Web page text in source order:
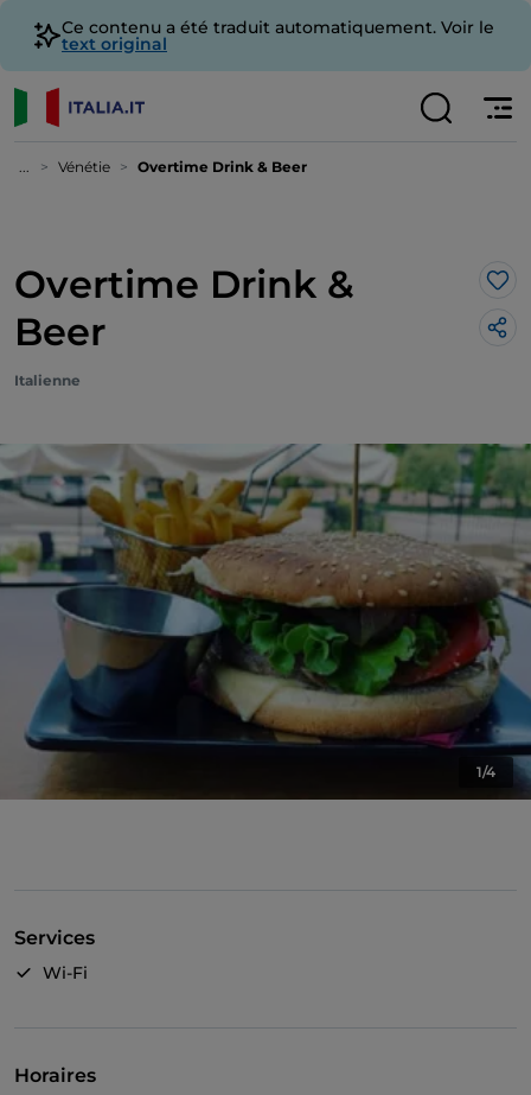
Ce contenu a été traduit automatiquement. Voir le
text original
... Vénétie Overtime Drink & Beer
Overtime Drink &
Beer
Italienne
1/4
Services
Wi-Fi
Horaires